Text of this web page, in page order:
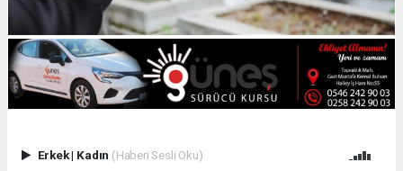
Erkek| Kadın (Haberi Sesli Oku)